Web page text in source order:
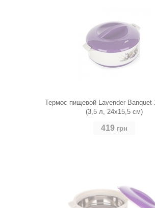
Термос пищевой Lavender Banquet
(3,5 л, 24х15,5 см)
419 грн